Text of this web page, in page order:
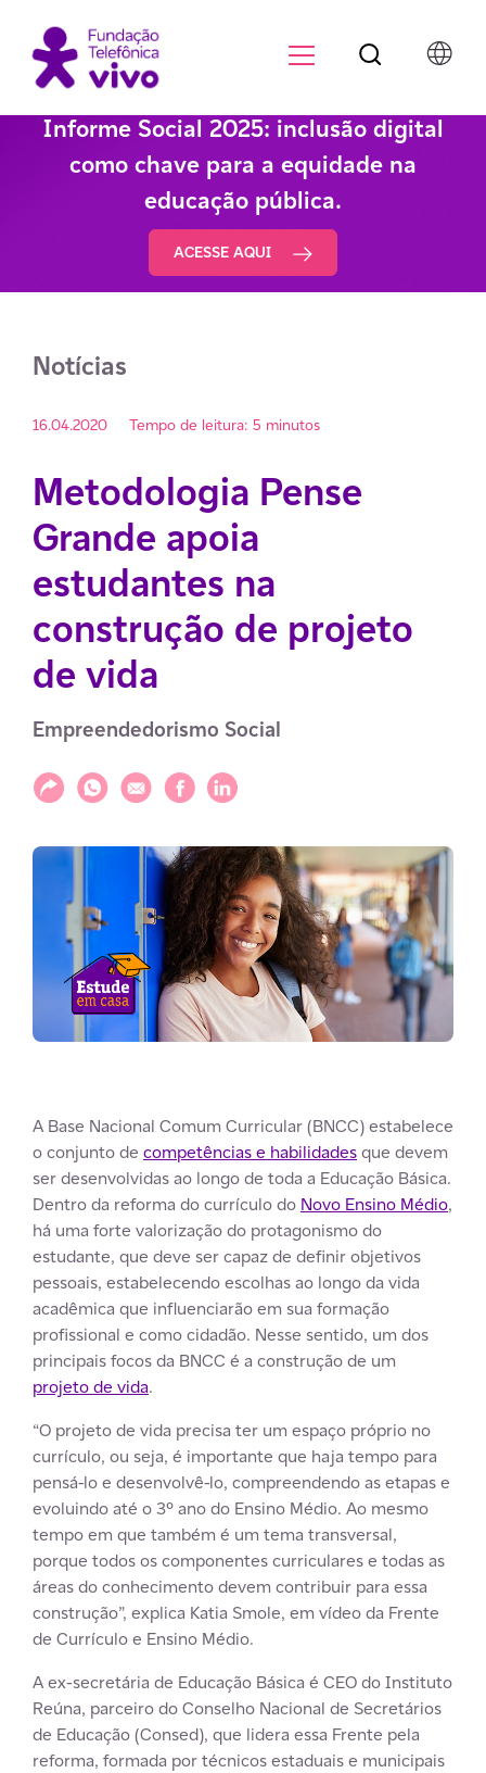
Informe Social 2025: inclusão digital
como chave para a equidade na
educação pública.
ACESSE AQUI
Notícias
16.04.2020 Tempo de leitura: 5 minutos
Metodologia Pense
Grande apoia
estudantes na
construção de projeto
de vida
Empreendedorismo Social
Compartilhar
Compartilhar via WhatsApp
Compartilhar via E-mail
Compartilhar via Facebook
Compartilhar via LinkedIn
A Base Nacional Comum Curricular (BNCC) estabelece
o conjunto de competências e habilidadesque devem
ser desenvolvidas ao longo de toda a Educação Básica.
Dentro da reforma do currículo do Novo Ensino Médio,
há uma forte valorização do protagonismo do
estudante, que deve ser capaz de definir objetivos
pessoais, estabelecendo escolhas ao longo da vida
acadêmica que influenciarão em sua formação
profissional e como cidadão. Nesse sentido, um dos
principais focos da BNCC é a construção de um
projeto de vida.
“O projeto de vida precisa ter um espaço próprio no
currículo, ou seja, é importante que haja tempo para
pensá-lo e desenvolvê-lo, compreendendo as etapas e
evoluindo até o 3º ano do Ensino Médio. Ao mesmo
tempo em que também é um tema transversal,
porque todos os componentes curriculares e todas as
áreas do conhecimento devem contribuir para essa
construção”, explica Katia Smole, em vídeo da Frente
de Currículo e Ensino Médio.
A ex-secretária de Educação Básica é CEO do Instituto
Reúna, parceiro do Conselho Nacional de Secretários
de Educação (Consed), que lidera essa Frente pela
reforma, formada por técnicos estaduais e municipais
Botão de